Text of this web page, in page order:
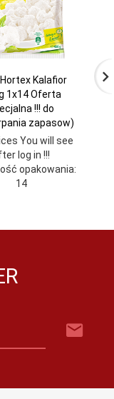
Kalafior
1x14 Oferta
!!! do
zapasow)
You will see
log in !!!
opakowania:
14